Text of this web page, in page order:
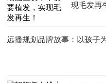
现毛发再
远播规划品牌故事：以孩子